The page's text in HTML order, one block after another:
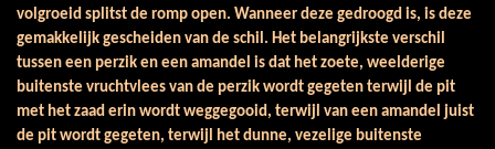
volgroeid splitst de romp open. Wanneer deze gedroogd is, is deze
gemakkelijk gescheiden van de schil. Het belangrijkste verschil
tussen een perzik en een amandel is dat het zoete, weelderige
buitenste vruchtvlees van de perzik wordt gegeten terwijl de pit
met het zaad erin wordt weggegooid, terwijl van een amandel juist
de pit wordt gegeten, terwijl het dunne, vezelige buitenste